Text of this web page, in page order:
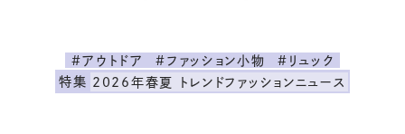
#アウトドア #ファッション小物
#リュック
特集 2026年春夏 トレンドファッションニュース